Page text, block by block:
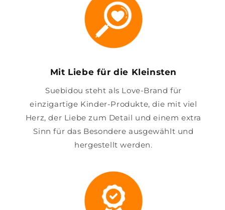
Mit Liebe für die Kleinsten
Suebidou steht als Love-Brand für
einzigartige Kinder-Produkte, die mit viel
Herz, der Liebe zum Detail und einem extra
Sinn für das Besondere ausgewählt und
hergestellt werden.